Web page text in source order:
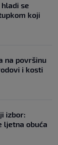
se
koji
na površinu
i kosti
izbor:
ljetna obuća